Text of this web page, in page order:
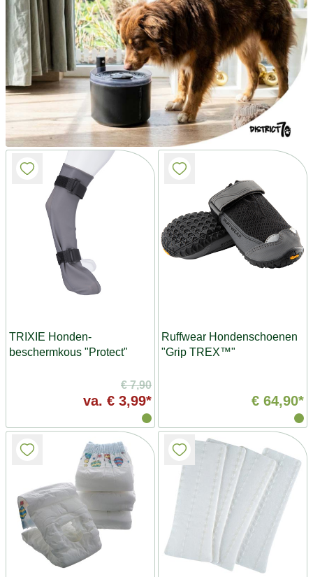
TRIXIE Honden-
beschermkous "Protect"
€ 7,90
va. € 3,99*
Ruffwear Hondenschoenen
"Grip TREX™"
€ 64,90*